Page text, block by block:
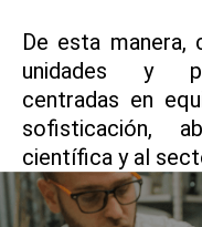
De esta manera,
unidades y
centradas en
sofisticación,
científica y al